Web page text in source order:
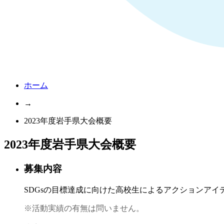
ホーム
→
2023年度岩手県大会概要
2023年度岩手県大会概要
募集内容
SDGsの目標達成に向けた高校生によるアクションアイ
※活動実績の有無は問いません。